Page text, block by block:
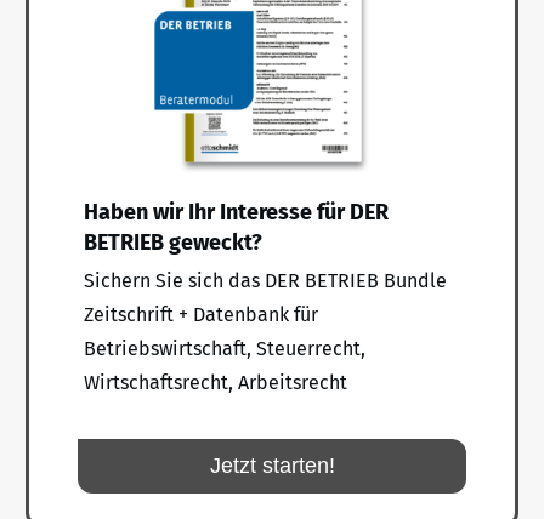
Haben wir Ihr Interesse für DER
BETRIEB geweckt?
Sichern Sie sich das DER BETRIEB Bundle
Zeitschrift + Datenbank für
Betriebswirtschaft, Steuerrecht,
Wirtschaftsrecht, Arbeitsrecht
Jetzt starten!